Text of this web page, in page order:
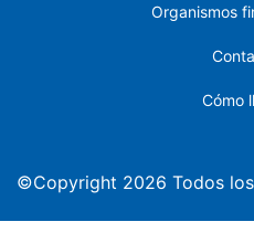
Organismos
Cómo
©Copyright 2026 Todos